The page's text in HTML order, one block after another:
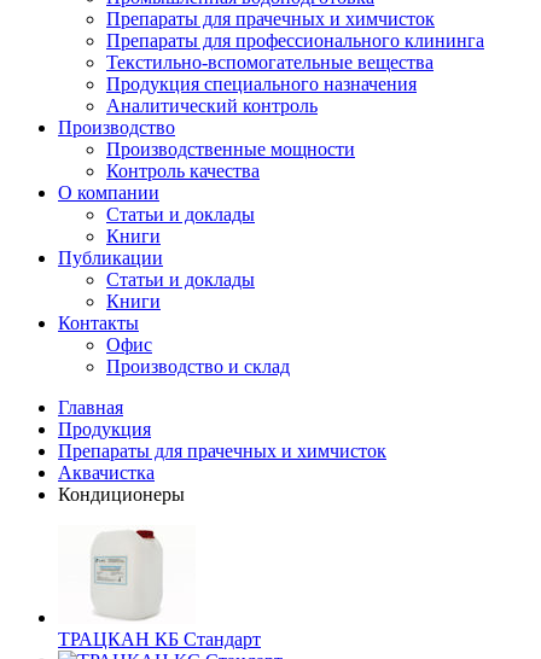
Препараты для прачечных и химчисток
Препараты для профессионального клининга
Текстильно-вспомогательные вещества
Продукция специального назначения
Аналитический контроль
Производство
Производственные мощности
Контроль качества
О компании
Статьи и доклады
Книги
Публикации
Статьи и доклады
Книги
Контакты
Офис
Производство и склад
Главная
Продукция
Препараты для прачечных и химчисток
Аквачистка
Кондиционеры
ТРАЦКАН КБ Стандарт